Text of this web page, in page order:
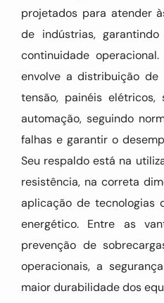
projetados para atender
de indústrias,
continuidade
envolve a distribuição
tensão, painéis
automação, seguindo
falhas e garantir o
Seu respaldo está na
resistência, na correta
aplicação de tecnologias
energético. Entre as
prevenção de
operacionais, a
maior durabilidade dos